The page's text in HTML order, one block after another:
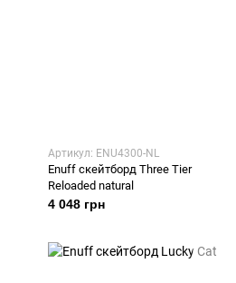
Артикул: ENU4300-NL
Enuff скейтборд Three Tier
Reloaded natural
4 048 грн